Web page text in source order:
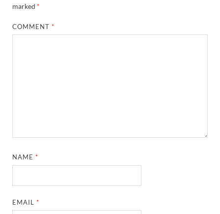
marked *
COMMENT*
NAME*
EMAIL*